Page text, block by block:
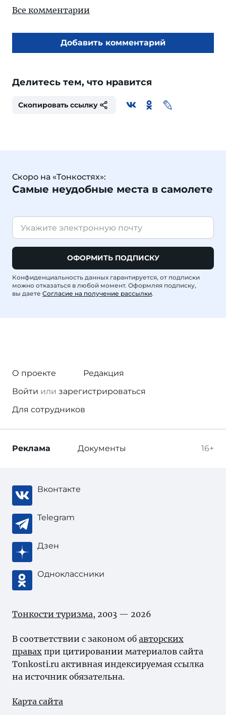
Все комментарии
Добавить комментарий
Делитесь тем, что нравится
Скопировать ссылку
Скоро на «Тонкостях»:
Самые неудобные места в самолете
ОФОРМИТЬ ПОДПИСКУ
Конфиденциальность данных гарантируется, от подписки
можно отказаться в любой момент. Оформляя подписку,
вы даете Согласие на получение рассылки.
О проекте
Редакция
Войти или зарегистрироваться
Для сотрудников
16+
Реклама Документы
Вконтакте
Telegram
Дзен
Одноклассники
Тонкости туризма, 2003 — 2026
В соответствии с законом об авторских
правах при цитировании материалов сайта
Tonkosti.ru активная индексируемая ссылка
на источник обязательна.
Карта сайта